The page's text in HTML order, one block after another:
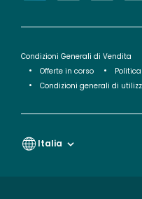
Condizioni Generali di Vendita
Offerte in corso
Condizioni generali di
Italia